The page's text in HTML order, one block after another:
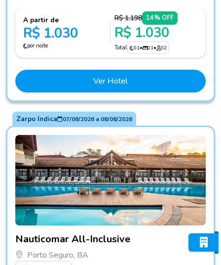
A partir de
R$ 1.030
por noite
R$ 1.198 14% OFF
R$ 1.030
Total 01• 01• 02
Ver Hotel
Zarpo Indica 07/08/2026a 08/08/2026
Nauticomar All-Inclusive
Porto Seguro, BA